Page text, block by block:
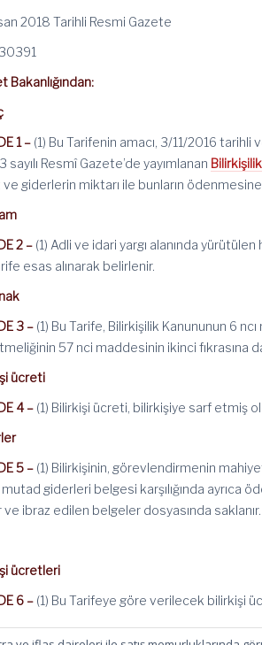
2018 Tarihli Resmi Gazete
Bakanlığından:
1 – (1) Bu Tarifenin amacı, 3/11/2016 tarihli
sayılı Resmî Gazete’de yayımlanan
giderlerin miktarı ile bunların
2 – (1) Adli ve idari yargı alanında
esas alınarak belirlenir.
3 – (1) Bu Tarife, Bilirkişilik Kanununun 6
57 nci maddesinin ikinci fıkrasına
ücreti
4 – (1) Bilirkişi ücreti, bilirkişiye sarf etmiş
5 – (1) Bilirkişinin, görevlendirmenin
giderleri belgesi karşılığında ayrıca
ve ibraz edilen belgeler dosyasında saklanır.
ücretleri
6 – (1) Bu Tarifeye göre verilecek bilirkişi